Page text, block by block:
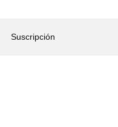
Suscripción